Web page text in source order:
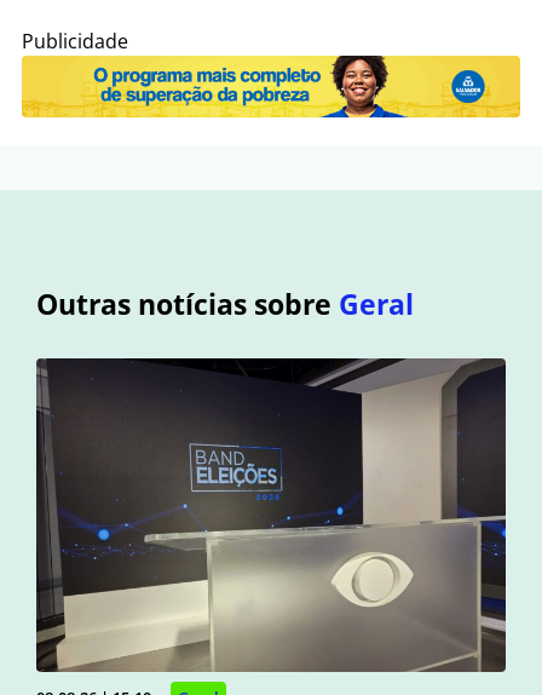
Publicidade
Outras notícias sobre Geral